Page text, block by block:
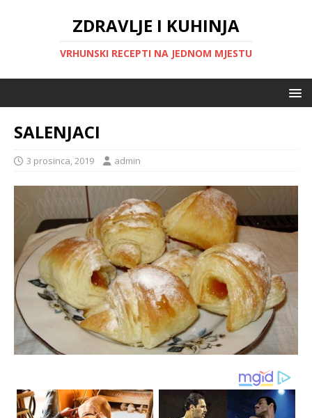
ZDRAVLJE I KUHINJA
VRHUNSKI RECEPTI NA JEDNOM MJESTU
SALENJACI
3 prosinca, 2019 admin